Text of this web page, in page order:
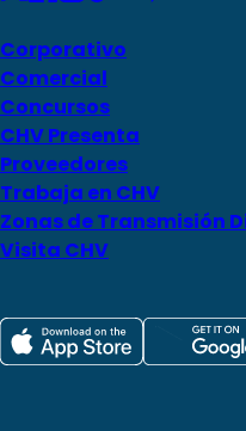
Corporativo
Comercial
Concursos
CHV Presenta
Proveedores
Trabaja en CHV
Zonas de Transmisión
Visita CHV